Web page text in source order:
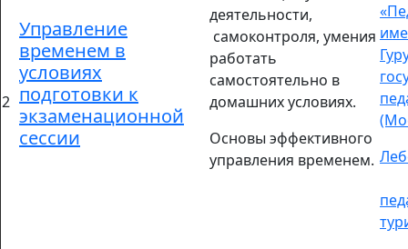
2
Управление
временем в
условиях
подготовки к
экзаменационной
сессии
деятельности,
самоконтроля, умения
работать
самостоятельно в
домашних условиях.
Основы эффективного
управления временем.